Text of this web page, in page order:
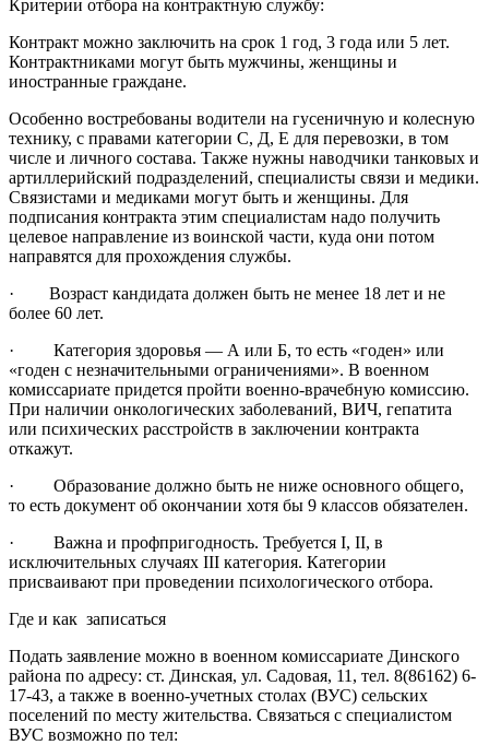
Критерии отбора на контрактную службу:
Контракт можно заключить на срок 1 год, 3 года или 5 лет.
Контрактниками могут быть мужчины, женщины и
иностранные граждане.
Особенно востребованы водители на гусеничную и колесную
технику, с правами категории С, Д, Е для перевозки, в том
числе и личного состава. Также нужны наводчики танковых и
артиллерийский подразделений, специалисты связи и медики.
Связистами и медиками могут быть и женщины. Для
подписания контракта этим специалистам надо получить
целевое направление из воинской части, куда они потом
направятся для прохождения службы.
· Возраст кандидата должен быть не менее 18 лет и не
более 60 лет.
· Категория здоровья — А или Б, то есть «годен» или
«годен с незначительными ограничениями». В военном
комиссариате придется пройти военно-врачебную комиссию.
При наличии онкологических заболеваний, ВИЧ, гепатита
или психических расстройств в заключении контракта
откажут.
· Образование должно быть не ниже основного общего,
то есть документ об окончании хотя бы 9 классов обязателен.
· Важна и профпригодность. Требуется I, II, в
исключительных случаях III категория. Категории
присваивают при проведении психологического отбора.
Где и как записаться
Подать заявление можно в военном комиссариате Динского
района по адресу: ст. Динская, ул. Садовая, 11, тел. 8(86162) 6-
17-43, а также в военно-учетных столах (ВУС) сельских
поселений по месту жительства. Связаться с специалистом
ВУС возможно по тел: